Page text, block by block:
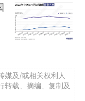
媒及/或相关权利人
转载、摘编、复制及